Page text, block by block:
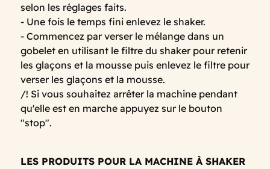
selon les réglages faits.
- Une fois le temps fini enlevez le shaker.
- Commencez par verser le mélange dans un
gobelet en utilisant le filtre du shaker pour retenir
les glaçons et la mousse puis enlevez le filtre pour
verser les glaçons et la mousse.
/! Si vous souhaitez arrêter la machine pendant
qu'elle est en marche appuyez sur le bouton
"stop".
LES PRODUITS POUR LA MACHINE À SHAKER